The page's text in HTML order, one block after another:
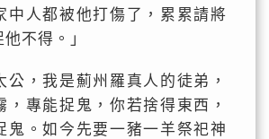
中人都被他打傷了，累累請將
不得。」
公，我是薊州羅真人的徒弟，
，專能捉鬼，你若捨得東西，
鬼。如今先要一豬一羊祭祀神